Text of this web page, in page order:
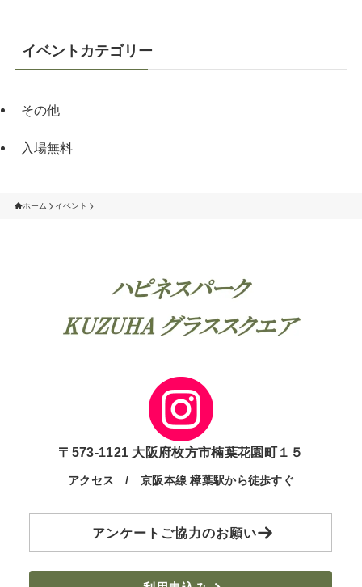
イベントカテゴリー
その他
入場無料
ホーム イベント
〒573-1121 大阪府枚方市楠葉花園町１５
アクセス / 京阪本線 樟葉駅から徒歩すぐ
アンケートご協力のお願い